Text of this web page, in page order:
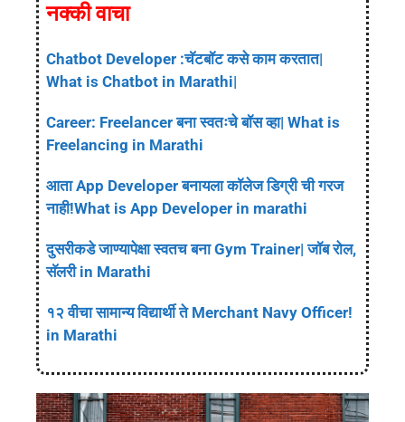
नक्की वाचा
Chatbot Developer :चॅटबॉट कसे काम करतात|
What is Chatbot in Marathi|
Career: Freelancer बना स्वतःचे बॉस व्हा| What is
Freelancing in Marathi
आता App Developer बनायला कॉलेज डिग्री ची गरज
नाही!What is App Developer in marathi
दुसरीकडे जाण्यापेक्षा स्वतच बना Gym Trainer| जॉब रोल,
सॅलरी in Marathi
१२ वीचा सामान्य विद्यार्थी ते Merchant Navy Officer!
in Marathi